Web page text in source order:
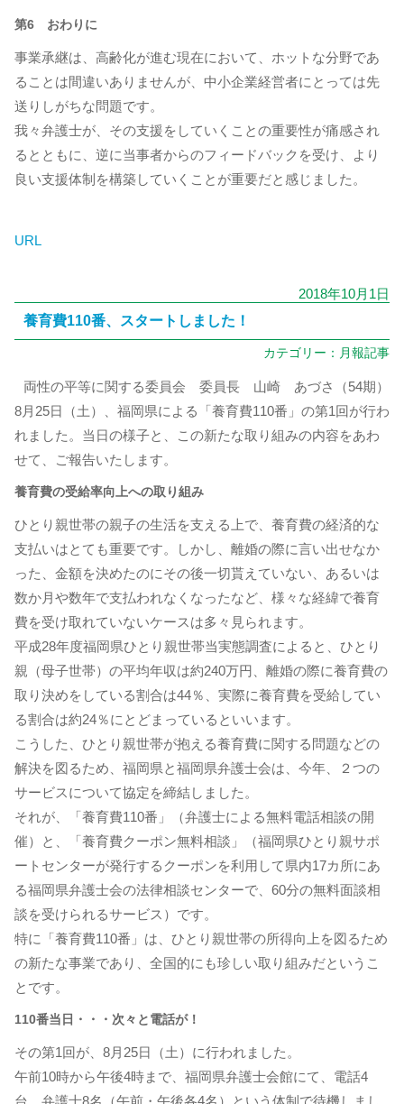
第6 おわりに
事業承継は、高齢化が進む現在において、ホットな分野であ
ることは間違いありませんが、中小企業経営者にとっては先
送りしがちな問題です。
我々弁護士が、その支援をしていくことの重要性が痛感され
るとともに、逆に当事者からのフィードバックを受け、より
良い支援体制を構築していくことが重要だと感じました。
URL
2018年10月1日
養育費110番、スタートしました！
カテゴリー： 月報記事
両性の平等に関する委員会 委員長 山崎 あづさ（54期）
8月25日（土）、福岡県による「養育費110番」の第1回が行わ
れました。当日の様子と、この新たな取り組みの内容をあわ
せて、ご報告いたします。
養育費の受給率向上への取り組み
ひとり親世帯の親子の生活を支える上で、養育費の経済的な
支払いはとても重要です。しかし、離婚の際に言い出せなか
った、金額を決めたのにその後一切貰えていない、あるいは
数か月や数年で支払われなくなったなど、様々な経緯で養育
費を受け取れていないケースは多々見られます。
平成28年度福岡県ひとり親世帯当実態調査によると、ひとり
親（母子世帯）の平均年収は約240万円、離婚の際に養育費の
取り決めをしている割合は44％、実際に養育費を受給してい
る割合は約24％にとどまっているといいます。
こうした、ひとり親世帯が抱える養育費に関する問題などの
解決を図るため、福岡県と福岡県弁護士会は、今年、２つの
サービスについて協定を締結しました。
それが、「養育費110番」（弁護士による無料電話相談の開
催）と、「養育費クーポン無料相談」（福岡県ひとり親サポ
ートセンターが発行するクーポンを利用して県内17カ所にあ
る福岡県弁護士会の法律相談センターで、60分の無料面談相
談を受けられるサービス）です。
特に「養育費110番」は、ひとり親世帯の所得向上を図るため
の新たな事業であり、全国的にも珍しい取り組みだというこ
とです。
110番当日・・・次々と電話が！
その第1回が、8月25日（土）に行われました。
午前10時から午後4時まで、福岡県弁護士会館にて、電話4
台、弁護士8名（午前・午後各4名）という体制で待機しまし